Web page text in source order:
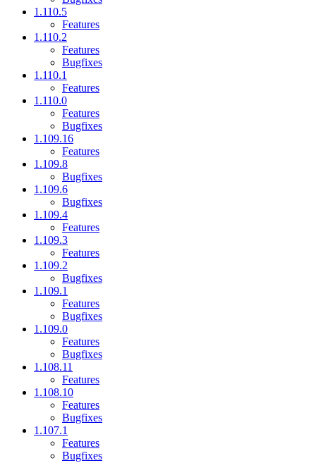
1.110.5
Features
1.110.2
Features
Bugfixes
1.110.1
Features
1.110.0
Features
Bugfixes
1.109.16
Features
1.109.8
Bugfixes
1.109.6
Bugfixes
1.109.4
Features
1.109.3
Features
1.109.2
Bugfixes
1.109.1
Features
Bugfixes
1.109.0
Features
Bugfixes
1.108.11
Features
1.108.10
Features
Bugfixes
1.107.1
Features
Bugfixes